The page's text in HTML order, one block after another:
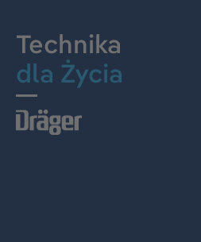
Technika
dla Życia